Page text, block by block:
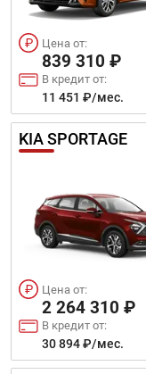
Цена от:
839 310 ₽
В кредит от:
11 451 ₽/мес.
KIA SPORTAGE
Цена от:
2 264 310 ₽
В кредит от:
30 894 ₽/мес.